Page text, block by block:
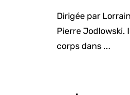
Dirigée par
Pierre Jodlowski.
corps dans ...